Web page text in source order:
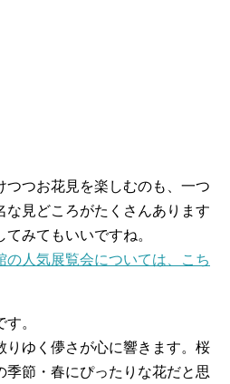
つつお花見を楽しむのも、一つ
な見どころがたくさんあります
みてもいいですね。
人気展覧会については、こち
。
りゆく儚さが心に響きます。桜
季節・春にぴったりな花だと思